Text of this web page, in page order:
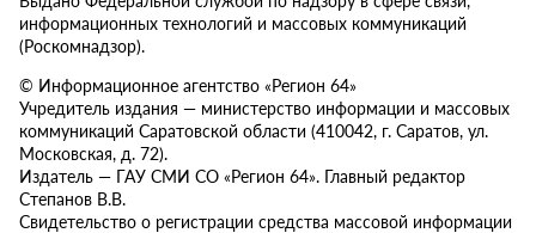
информационных технологий и массовых коммуникаций
(Роскомнадзор).
© Информационное агентство «Регион 64»
Учредитель издания — министерство информации и массовых
коммуникаций Саратовской области (410042, г. Саратов, ул.
Московская, д. 72).
Издатель — ГАУ СМИ СО «Регион 64». Главный редактор
Степанов В.В.
Свидетельство о регистрации средства массовой информации